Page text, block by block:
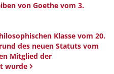
von Goethe vom 3.
Klasse vom 20.
des neuen Statuts vom
Mitglied der
wurde